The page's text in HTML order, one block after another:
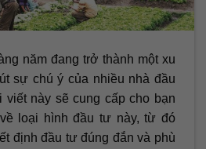
năm đang trở thành một xu
sự chú ý của nhiều nhà đầu
viết này sẽ cung cấp cho bạn
loại hình đầu tư này, từ đó
định đầu tư đúng đắn và phù